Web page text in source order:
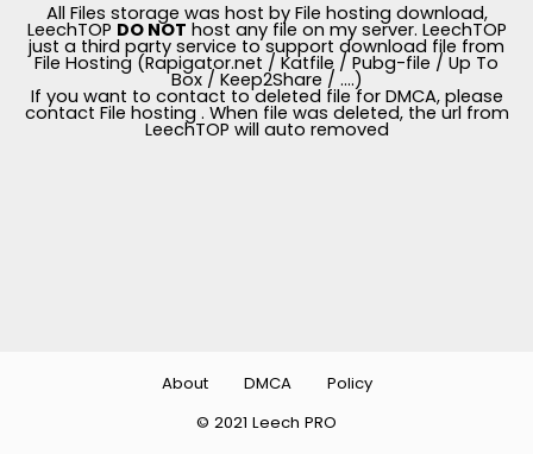
All Files storage was host by File hosting download,
LeechTOP DO NOT host any file on my server. LeechTOP
just a third party service to support download file from
File Hosting (Rapigator.net / Katfile / Pubg-file / Up To
Box / Keep2Share / ....)
If you want to contact to deleted file for DMCA, please
contact File hosting . When file was deleted, the url from
LeechTOP will auto removed
© 2021 Leech PRO
About DMCA Policy